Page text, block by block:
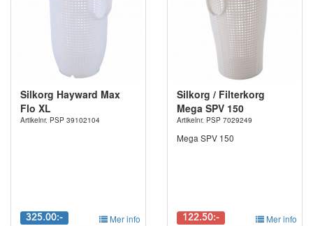
Silkorg Hayward Max
Flo XL
Artikelnr. PSP 39102104
325.00:- Mer info
Silkorg / Filterkorg
Mega SPV 150
Artikelnr. PSP 7029249
Mega SPV 150
122.50:- Mer info